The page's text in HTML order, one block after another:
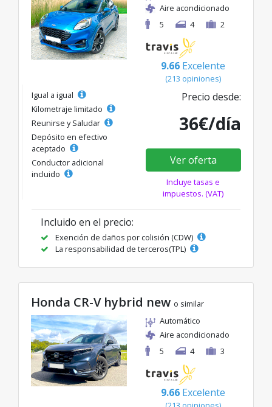
Aire acondicionado
5
4 2
9.66 Excelente
(213 opiniones)
Igual a igual
Kilometraje limitado
Reunirse y Saludar
Depósito en efectivo
aceptado
Conductor adicional
incluido
Precio desde:
36€/día
Ver oferta
Incluye tasas e
impuestos. (VAT)
Incluido en el precio:
Exención de daños por colisión (CDW)
La responsabilidad de terceros(TPL)
Honda CR-V hybrid new o similar
Automático
Aire acondicionado
5
4 3
9.66 Excelente